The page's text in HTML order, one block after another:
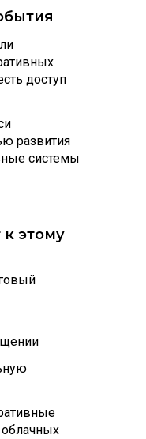
к этому
доступ
развития
системы